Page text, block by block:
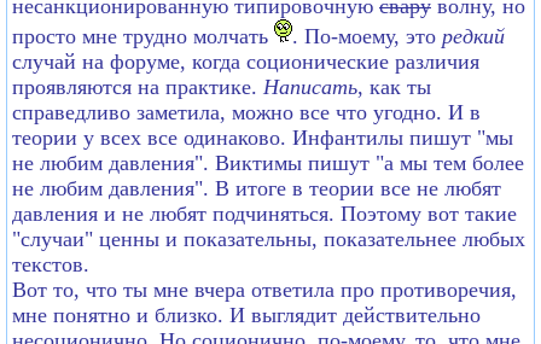
несанкционированную типировочную свару волну, но
просто мне трудно молчать
. По-моему, это редкий
случай на форуме, когда соционические различия
проявляются на практике. Написать, как ты
справедливо заметила, можно все что угодно. И в
теории у всех все одинаково. Инфантилы пишут "мы
не любим давления". Виктимы пишут "а мы тем более
не любим давления". В итоге в теории все не любят
давления и не любят подчиняться. Поэтому вот такие
"случаи" ценны и показательны, показательнее любых
текстов.
Вот то, что ты мне вчера ответила про противоречия,
мне понятно и близко. И выглядит действительно